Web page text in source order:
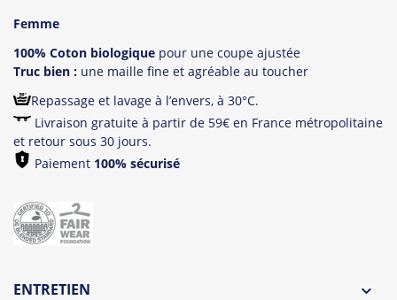
Femme
100% Coton biologique pour une coupe ajustée
Truc bien : une maille fine et agréable au toucher
Repassage et lavage à l’envers, à 30°C.
Livraison gratuite à partir de 59€ en France métropolitaine
et retour sous 30 jours.
Paiement 100% sécurisé
ENTRETIEN